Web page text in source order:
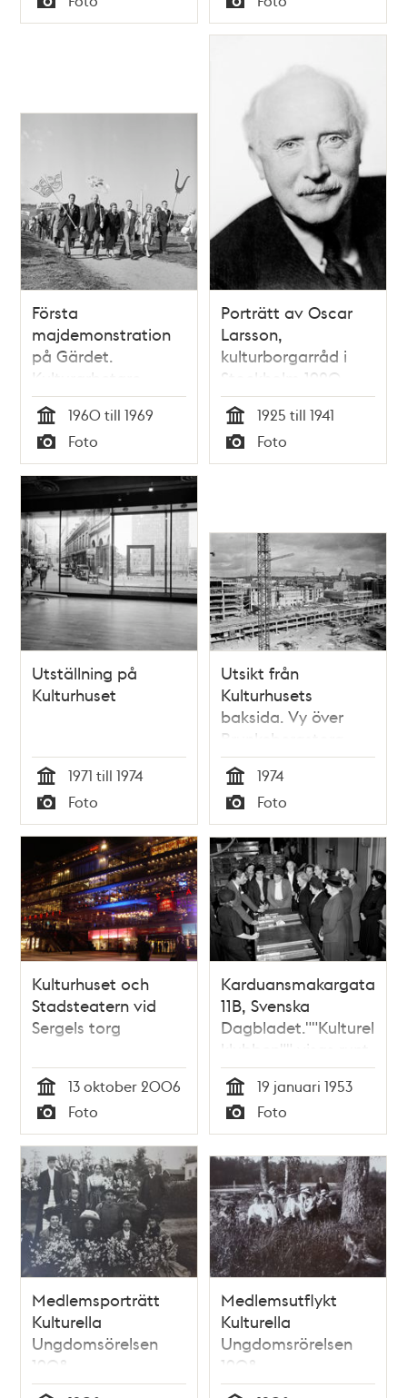
med Kulturhuset.
Typ Typ
Första
majdemonstration
på Gärdet.
Kulturarbetare
demonstrerar
Tid
1960 till 1969
Typ
Foto
Porträtt av Oscar
Larsson,
kulturborgarråd i
Stockholm 1920-
1946
Tid
1925 till 1941
Typ
Foto
Utställning på
Kulturhuset
Tid
1971 till 1974
Typ
Foto
Utsikt från
Kulturhusets
baksida. Vy över
Brunkebergstorg
och bygget av
Gallerian. Jakobs
kyrka i fonden.
Tid
1974
Typ
Foto
Kulturhuset och
Stadsteatern vid
Sergels torg
Tid
13 oktober 2006
Typ
Foto
Karduansmakargatan
11B, Svenska
Dagbladet.""Kulturella
klubben"" visas runt
i lokalerna av
civilingenjör Sven
Witt
Tid
19 januari 1953
Typ
Foto
Medlemsporträtt
Kulturella
Ungdomsörelsen
1908
Medlemsutflykt
Kulturella
Ungdomsrörelsen
1908